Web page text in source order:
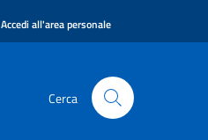
Accedi all'area personale
Cerca